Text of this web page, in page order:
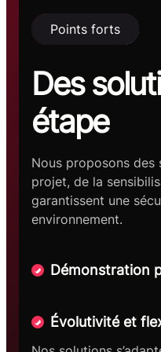
Points forts
Des
étape
Nous proposons
projet, de la
garantissent une
environnement.
Démonstration
Évolutivité et